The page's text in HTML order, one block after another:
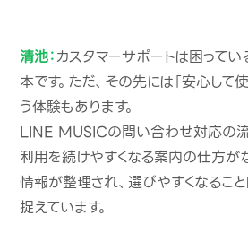
清池：カスタマーサポートは困って
本です。ただ、その先には「安心して
う体験もあります。
LINE MUSICの問い合わせ対応の
利用を続けやすくなる案内の仕方が
情報が整理され、選びやすくなるこ
捉えています。